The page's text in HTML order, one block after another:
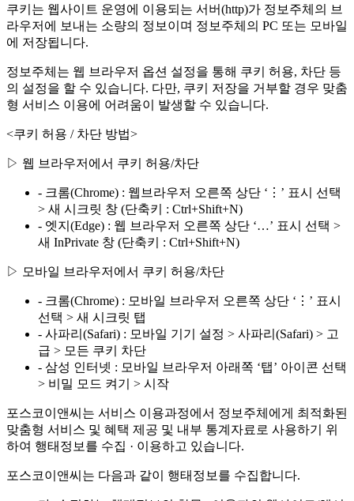
쿠키는 웹사이트 운영에 이용되는 서버(http)가 정보주체의 브
라우저에 보내는 소량의 정보이며 정보주체의 PC 또는 모바일
에 저장됩니다.
정보주체는 웹 브라우저 옵션 설정을 통해 쿠키 허용, 차단 등
의 설정을 할 수 있습니다. 다만, 쿠키 저장을 거부할 경우 맞춤
형 서비스 이용에 어려움이 발생할 수 있습니다.
<쿠키 허용 / 차단 방법>
▷ 웹 브라우저에서 쿠키 허용/차단
- 크롬(Chrome) : 웹브라우저 오른쪽 상단 ‘⋮’ 표시 선택
> 새 시크릿 창 (단축키 : Ctrl+Shift+N)
- 엣지(Edge) : 웹 브라우저 오른쪽 상단 ‘…’ 표시 선택 >
새 InPrivate 창 (단축키 : Ctrl+Shift+N)
▷ 모바일 브라우저에서 쿠키 허용/차단
- 크롬(Chrome) : 모바일 브라우저 오른쪽 상단 ‘⋮’ 표시
선택 > 새 시크릿 탭
- 사파리(Safari) : 모바일 기기 설정 > 사파리(Safari) > 고
급 > 모든 쿠키 차단
- 삼성 인터넷 : 모바일 브라우저 아래쪽 ‘탭’ 아이콘 선택
> 비밀 모드 켜기 > 시작
포스코이앤씨는 서비스 이용과정에서 정보주체에게 최적화된
맞춤형 서비스 및 혜택 제공 및 내부 통계자료로 사용하기 위
하여 행태정보를 수집 · 이용하고 있습니다.
포스코이앤씨는 다음과 같이 행태정보를 수집합니다.